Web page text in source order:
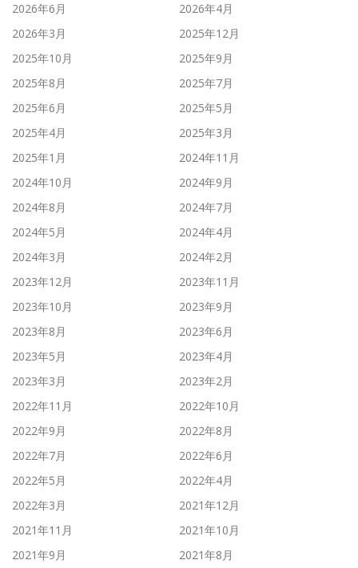
2026年6月
2026年4月
2026年3月
2025年12月
2025年10月
2025年9月
2025年8月
2025年7月
2025年6月
2025年5月
2025年4月
2025年3月
2025年1月
2024年11月
2024年10月
2024年9月
2024年8月
2024年7月
2024年5月
2024年4月
2024年3月
2024年2月
2023年12月
2023年11月
2023年10月
2023年9月
2023年8月
2023年6月
2023年5月
2023年4月
2023年3月
2023年2月
2022年11月
2022年10月
2022年9月
2022年8月
2022年7月
2022年6月
2022年5月
2022年4月
2022年3月
2021年12月
2021年11月
2021年10月
2021年9月
2021年8月